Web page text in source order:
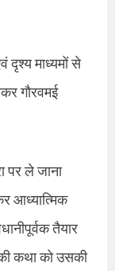
दृश्य माध्यमों से
गौरवमई
पर ले जाना
आध्यात्मिक
तैयार
की कथा को उसकी